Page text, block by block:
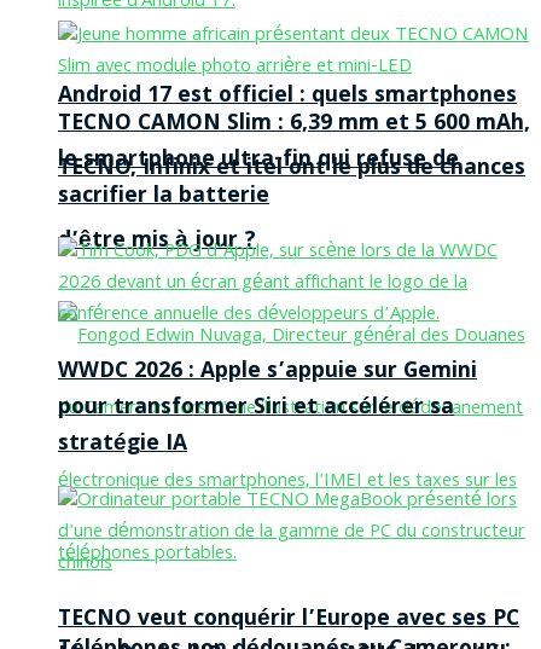
Android 17 est officiel : quels smartphones
TECNO, Infinix et itel ont le plus de chances
d’être mis à jour ?
TECNO CAMON Slim : 6,39 mm et 5 600 mAh,
le smartphone ultra-fin qui refuse de
sacrifier la batterie
WWDC 2026 : Apple s’appuie sur Gemini
pour transformer Siri et accélérer sa
stratégie IA
TECNO veut conquérir l’Europe avec ses PC